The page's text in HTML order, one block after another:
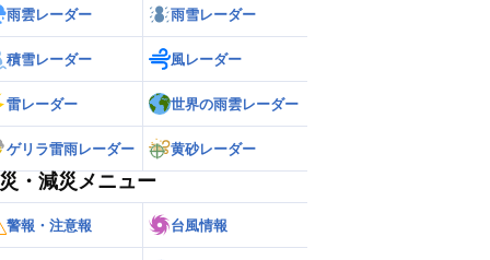
雨雲レーダー 雨雪レーダー
積雪レーダー 風レーダー
雷レーダー 世界の雨雲レーダー
ゲリラ雷雨レーダー 黄砂レーダー
・減災メニュー
警報・注意報 台風情報